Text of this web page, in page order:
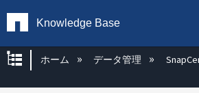
Knowledge Base
グローバル階層を展開/
ホーム データ管理